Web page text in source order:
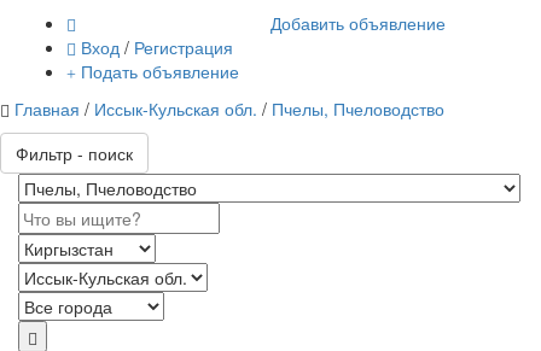
Вход / Регистрация
Подать объявление
Добавить объявление
Главная / Иссык-Кульская обл. / Пчелы, Пчеловодство
Фильтр - поиск